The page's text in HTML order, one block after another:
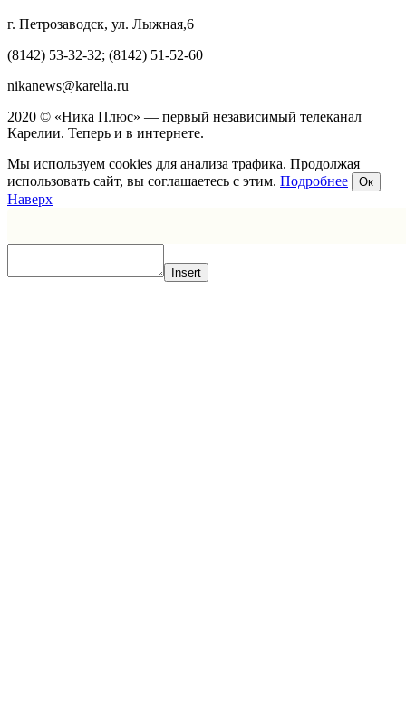
г. Петрозаводск, ул. Лыжная,6
(8142) 53-32-32; (8142) 51-52-60
nikanews@karelia.ru
2020 © «Ника Плюс» — первый независимый телеканал
Карелии. Теперь и в интернете.
Мы используем cookies для анализа трафика. Продолжая
использовать сайт, вы соглашаетесь с этим. Подробнее Ок
Наверх
Insert